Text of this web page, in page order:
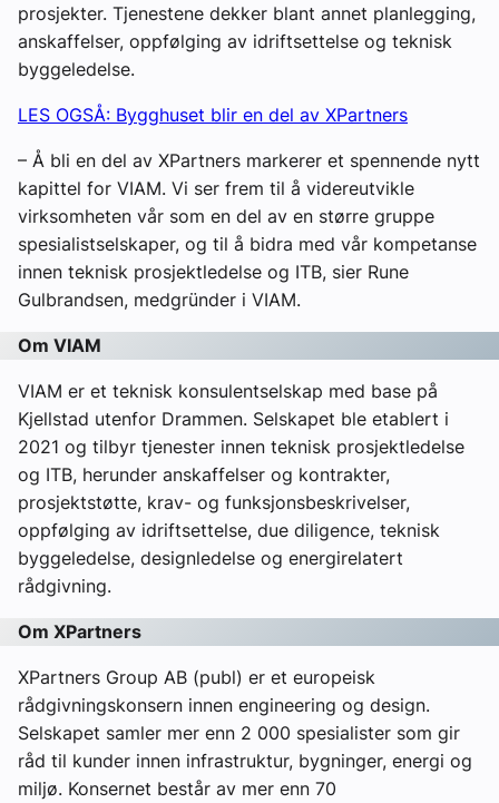
prosjekter. Tjenestene dekker blant annet planlegging,
anskaffelser, oppfølging av idriftsettelse og teknisk
byggeledelse.
LES OGSÅ: Bygghuset blir en del av XPartners
– Å bli en del av XPartners markerer et spennende nytt
kapittel for VIAM. Vi ser frem til å videreutvikle
virksomheten vår som en del av en større gruppe
spesialistselskaper, og til å bidra med vår kompetanse
innen teknisk prosjektledelse og ITB, sier Rune
Gulbrandsen, medgründer i VIAM.
Om VIAM
VIAM er et teknisk konsulentselskap med base på
Kjellstad utenfor Drammen. Selskapet ble etablert i
2021 og tilbyr tjenester innen teknisk prosjektledelse
og ITB, herunder anskaffelser og kontrakter,
prosjektstøtte, krav- og funksjonsbeskrivelser,
oppfølging av idriftsettelse, due diligence, teknisk
byggeledelse, designledelse og energirelatert
rådgivning.
Om XPartners
XPartners Group AB (publ) er et europeisk
rådgivningskonsern innen engineering og design.
Selskapet samler mer enn 2 000 spesialister som gir
råd til kunder innen infrastruktur, bygninger, energi og
miljø. Konsernet består av mer enn 70